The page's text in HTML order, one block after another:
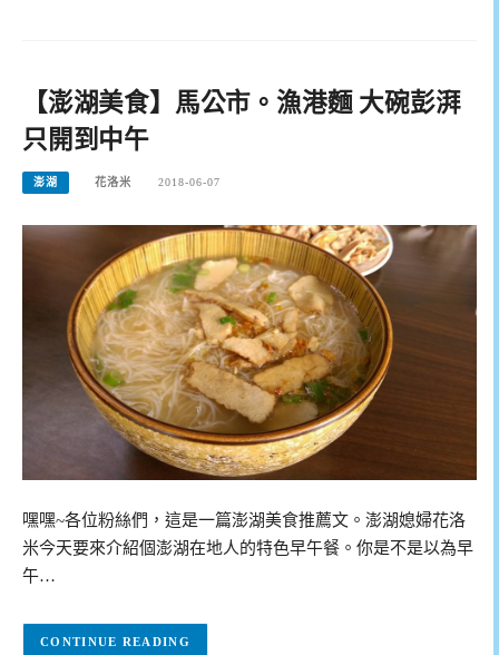
【澎湖美食】馬公市。漁港麵 大碗彭湃
只開到中午
澎湖 花洛米 2018-06-07
嘿嘿~各位粉絲們，這是一篇澎湖美食推薦文。澎湖媳婦花洛
米今天要來介紹個澎湖在地人的特色早午餐。你是不是以為早
午…
CONTINUE READING